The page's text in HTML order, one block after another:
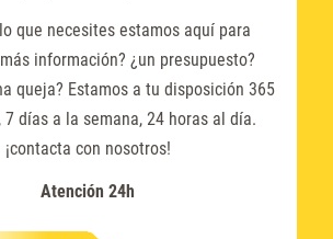
que necesites estamos aquí para
información? ¿un presupuesto?
queja? Estamos a tu disposición 365
7 días a la semana, 24 horas al día.
¡contacta con nosotros!
Atención 24h